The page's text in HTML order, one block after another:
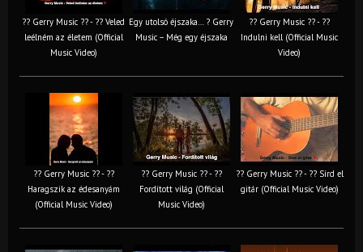
?? Gerry Music ?? - ?? Veled
leélném az életem (Official
Music Video)
Egy utolsó éjszaka… ? Gerry
Music – Még egy éjszaka
?? Gerry Music ?? - ??
Indulni kell (Official Music
Video)
?? Gerry Music ?? - ??
Haragszik az édesanyám
(Official Music Video)
?? Gerry Music ?? - ??
Fordított világ (Official
Music Video)
?? Gerry Music ?? - ?? Sírd el
gitár (Official Music Video)